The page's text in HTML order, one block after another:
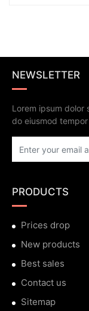
NEWSLETTER
Lorem ipsum dolor
do eiusmod
PRODUCTS
Prices drop
New products
Best sales
Contact us
Sitemap